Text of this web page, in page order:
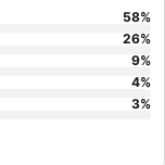
hilfsbereit. Für ein
mit Gartenblick
58%
26%
9%
4%
3%